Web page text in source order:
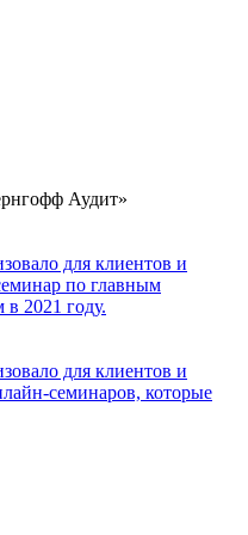
Аудит»
для клиентов и
по главным
2021 году.
для клиентов и
семинаров, которые